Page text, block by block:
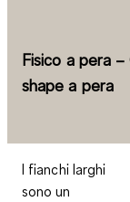
Fisico a pera
shape a pera
I fianchi larghi
sono un